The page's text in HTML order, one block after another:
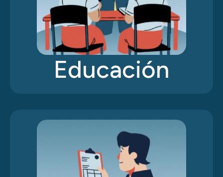
Educación